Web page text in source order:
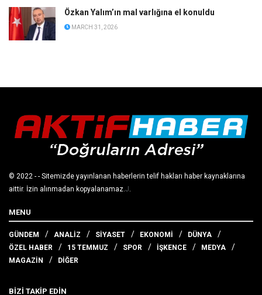
Özkan Yalım’ın mal varlığına el konuldu
MARCH 31, 2026
© 2022 - - Sitemizde yayınlanan haberlerin telif hakları haber kaynaklarına
aittir. İzin alınmadan kopyalanamaz.J.
MENU
GÜNDEM ANALİZ SİYASET EKONOMİ
DÜNYA
ÖZEL HABER
15 TEMMUZ SPOR İŞKENCE
MEDYA
MAGAZİN
DİĞER
BİZİ TAKİP EDİN